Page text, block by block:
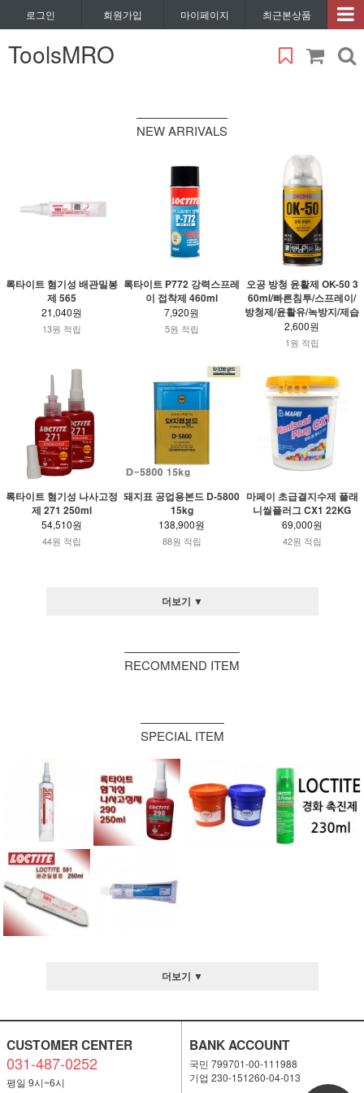
로그인 회원가입 마이페이지 최근본상품
ToolsMRO
NEW ARRIVALS
록타이트 혐기성 배관밀봉
제 565
21,040원
13원 적립
록타이트 P772 강력스프레
이 접착제 460ml
7,920원
5원 적립
오공 방청 윤활제 OK-50 3
60ml/빠른침투/스프레이/
방청제/윤활유/녹방지/제습
2,600원
1원 적립
록타이트 혐기성 나사고정
제 271 250ml
54,510원
44원 적립
돼지표 공업용본드 D-5800
15kg
138,900원
88원 적립
마페이 초급결지수제 플래
니씰플러그 CX1 22KG
69,000원
42원 적립
더보기 ▼
RECOMMEND ITEM
SPECIAL ITEM
더보기 ▼
CUSTOMER CENTER
031-487-0252
평일 9시~6시
BANK ACCOUNT
국민 799701-00-111988
기업 230-151260-04-013